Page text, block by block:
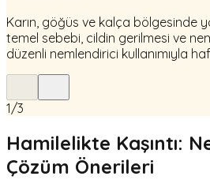
Karın, göğüs ve kalça bölgesinde
temel sebebi, cildin gerilmesi ve
düzenli nemlendirici kullanımıyla
1/3
Hamilelikte Kaşıntı:
Çözüm Önerileri